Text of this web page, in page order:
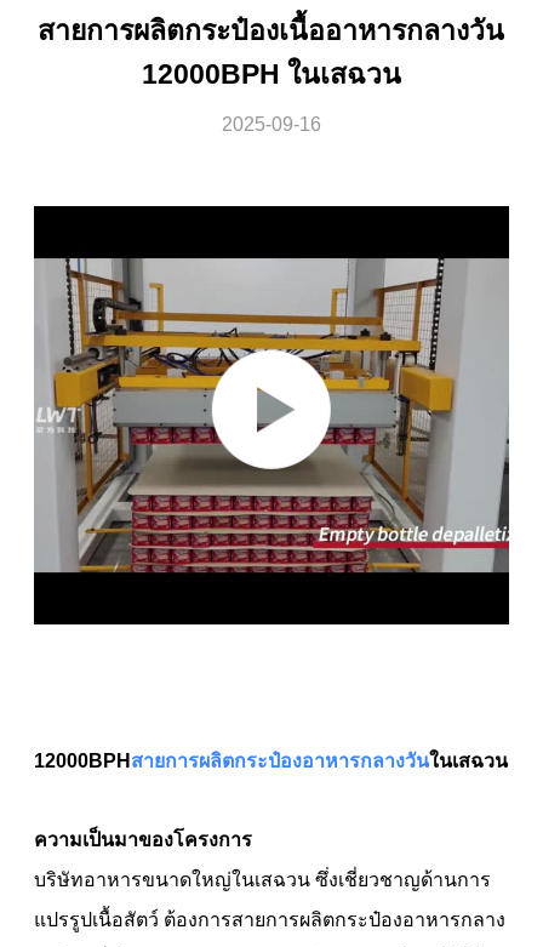
สายการผลิตกระป๋องเนื้ออาหารกลางวัน
12000BPH ในเสฉวน
2025-09-16
12000BPH สายการผลิตกระป๋องอาหารกลางวันในเสฉวน
ความเป็นมาของโครงการ
บริษัทอาหารขนาดใหญ่ในเสฉวน ซึ่งเชี่ยวชาญด้านการ
แปรรูปเนื้อสัตว์ ต้องการสายการผลิตกระป๋องอาหารกลาง